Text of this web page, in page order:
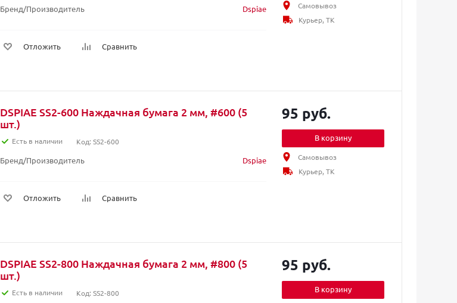
Бренд/Производитель Dspiae
Отложить Сравнить
Самовывоз
Курьер, ТК
DSPIAE SS2-600 Наждачная бумага 2 мм, #600 (5
шт.)
Есть в наличии Код: SS2-600
Бренд/Производитель Dspiae
Отложить Сравнить
95 руб.
В корзину
Самовывоз
Курьер, ТК
DSPIAE SS2-800 Наждачная бумага 2 мм, #800 (5
шт.)
Есть в наличии Код: SS2-800
95 руб.
В корзину